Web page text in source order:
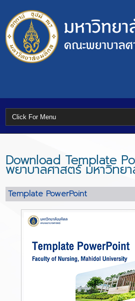
Download Template
พยาบาลศาสตร์ มหาวิทย
Template PowerPoint